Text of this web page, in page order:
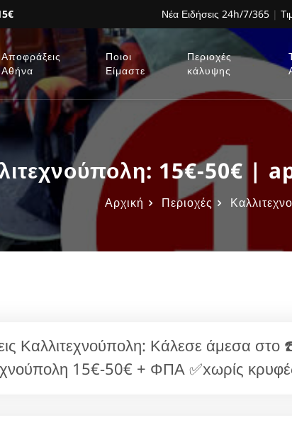
Νέα Ειδήσεις 24h/7/365 |
Αποφράξεις
Αθήνα
Ποιοι
Είμαστε
Περιοχές
κάλυψης
15€-50€ |
Αρχική Περιοχές
Καλλιτεχνούπολη: Κάλεσε άμεσα
15€-50€ + ΦΠΑ ✅xωρίς